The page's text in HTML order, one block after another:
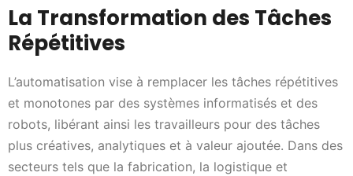
La Transformation des Tâches
Répétitives
L’automatisation vise à remplacer les tâches répétitives
et monotones par des systèmes informatisés et des
robots, libérant ainsi les travailleurs pour des tâches
plus créatives, analytiques et à valeur ajoutée. Dans des
secteurs tels que la fabrication, la logistique et